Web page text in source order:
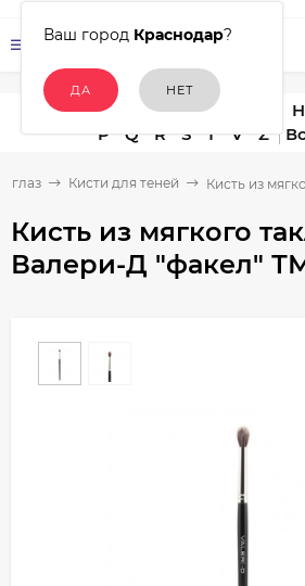
Ваш город Краснодар?
КАТАЛОГ ТОВАРОВ
A C D E H
P
Q R S T V Z
глаз Кисти для теней Кисть из
Кисть из мягкого
Валери-Д "факел"